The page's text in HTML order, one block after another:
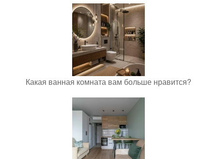
Какая ванная комната вам больше нравится?